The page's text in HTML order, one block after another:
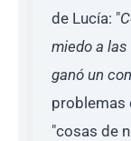
de Lucía: "
miedo a
ganó un
problemas
"cosas de